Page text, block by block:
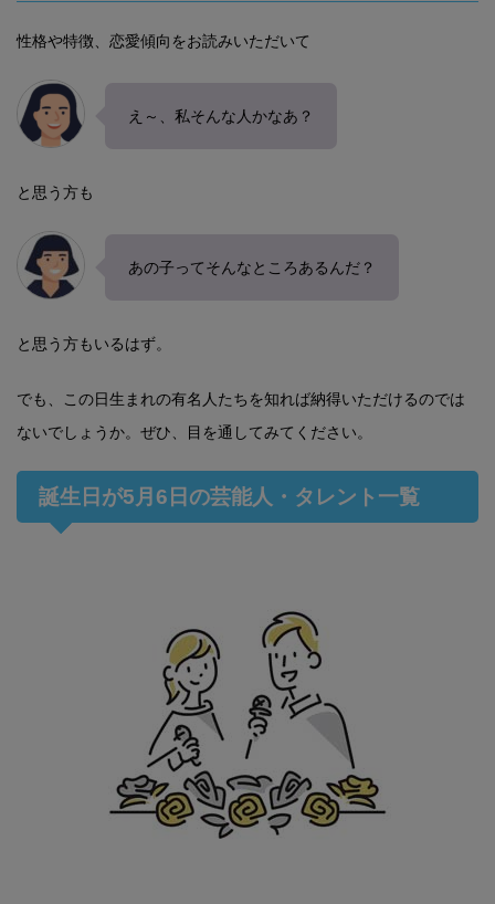
性格や特徴、恋愛傾向をお読みいただいて
え～、私そんな人かなあ？
と思う方も
あの子ってそんなところあるんだ？
と思う方もいるはず。
でも、この日生まれの有名人たちを知れば納得いただけるのでは
ないでしょうか。ぜひ、目を通してみてください。
誕生日が5月6日の芸能人・タレント一覧